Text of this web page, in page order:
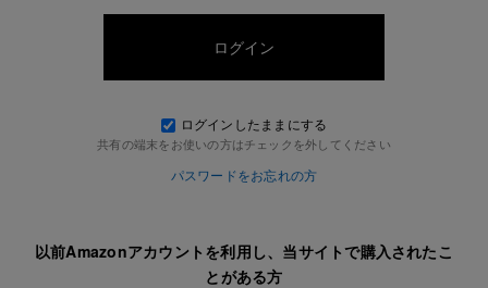
ログインしたままにする
共有の端末をお使いの方はチェックを外してください
パスワードをお忘れの方
以前Amazonアカウントを利用し、当サイトで購入されたこ
とがある方